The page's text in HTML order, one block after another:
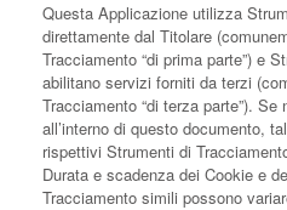
Questa Applicazione utilizza
direttamente dal Titolare
Tracciamento “di prima parte”) e
abilitano servizi forniti da terzi
Tracciamento “di terza parte”).
all’interno di questo documento,
rispettivi Strumenti di
Durata e scadenza dei Cookie e
Tracciamento simili possono